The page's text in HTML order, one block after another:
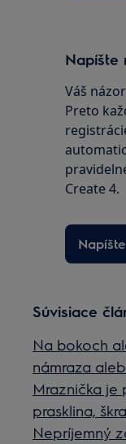
Napíšte
Váš
Preto
Create 4.
Súvisiace
Na bokoch
námraza
Mraznička je
prasklina,
Nepríjemný